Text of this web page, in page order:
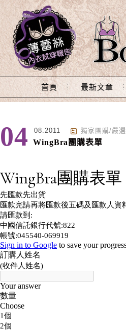
Main Menu
首頁 最新文章
04 08.2011 獨家團購/嚴選
WingBra團購表單